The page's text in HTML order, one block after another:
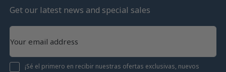
Get our latest news and special sales
¡Sé el primero en recibir nuestras ofertas exclusivas, nuevos